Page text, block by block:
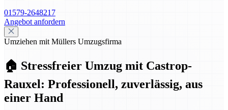
01579-2648217
Angebot anfordern
Umziehen mit Müllers Umzugsfirma
🏠 Stressfreier Umzug mit Castrop-
Rauxel: Professionell, zuverlässig, aus
einer Hand